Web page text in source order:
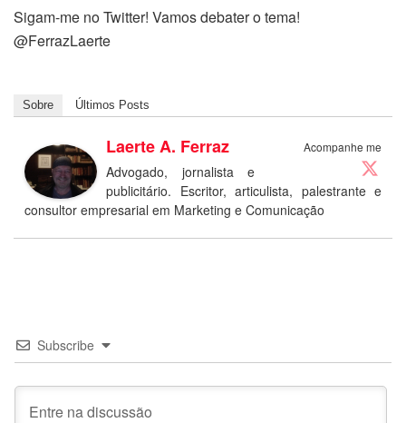
Sigam-me no Twitter! Vamos debater o tema!
@FerrazLaerte
Sobre Últimos Posts
Acompanhe me
Laerte A. Ferraz
Advogado, jornalista e
publicitário. Escritor, articulista, palestrante e
consultor empresarial em Marketing e Comunicação
Subscribe